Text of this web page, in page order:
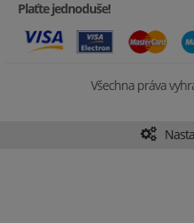
Plaťte jednoduše!
Všechna práva